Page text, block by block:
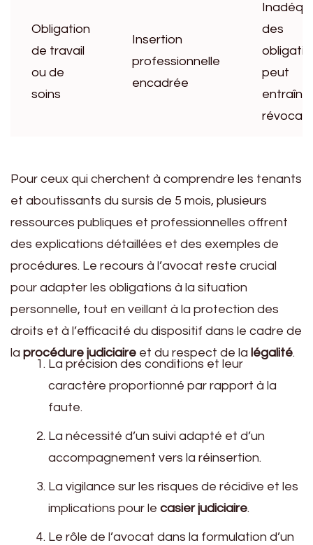
Obligation
de travail
ou de
soins
Insertion
professionnelle
encadrée
des
peut
Pour ceux qui cherchent à comprendre les tenants
et aboutissants du sursis de 5 mois, plusieurs
ressources publiques et professionnelles offrent
des explications détaillées et des exemples de
procédures. Le recours à l’avocat reste crucial
pour adapter les obligations à la situation
personnelle, tout en veillant à la protection des
droits et à l’efficacité du dispositif dans le cadre de
la procédure judiciaire et du respect de la légalité.
La précision des conditions et leur
caractère proportionné par rapport à la
faute.
La nécessité d’un suivi adapté et d’un
accompagnement vers la réinsertion.
La vigilance sur les risques de récidive et les
implications pour le casier judiciaire.
Le rôle de l’avocat dans la formulation d’un